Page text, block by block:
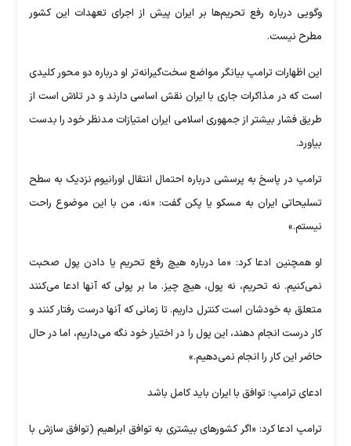
وگویی درباره رفع تحریم‌ها بر ایران پیش از اجرای تعهدات این کشور
مطرح نیست.
این اظهارات ترامپ بیانگر مواضع سخت‌گیرانه‌تر او درباره دو محور کلیدی
است که در مذاکرات جاری با ایران نقش اساسی دارند و در تلاش است از
طریق فشار بیشتر از جمهوری اسلامی ایران امتیازات مدنظر خود را بدست
بیاورد.
ترامپ در پاسخ به پرسشی درباره احتمال انتقال اورانیوم نزدیک به سطح
تسلیحاتی ایران به مسکو یا پکن گفت: «نه، من با این موضوع راحت
نیستم.»
او همچنین ادعا کرد: «ما درباره هیچ رفع تحریم یا دادن پول صحبت
نمی‌کنیم. نه تحریم، نه پول، هیچ چیز. ما بر پولی که آنها ادعا می‌کنند
متعلق به خودشان است کنترل داریم. تا زمانی که آنها درست رفتار کنند و
کار درست انجام دهند، این پول را در اختیار خود نگه می‌داریم، اما در حال
حاضر این کار را انجام نمی‌دهیم.»
ادعای ترامپ: توافق با ایران باید کامل باشد
ترامپ ادعا کرد: «اگر کشور‌های بیشتری به توافق ابراهیم (توافق سازش با